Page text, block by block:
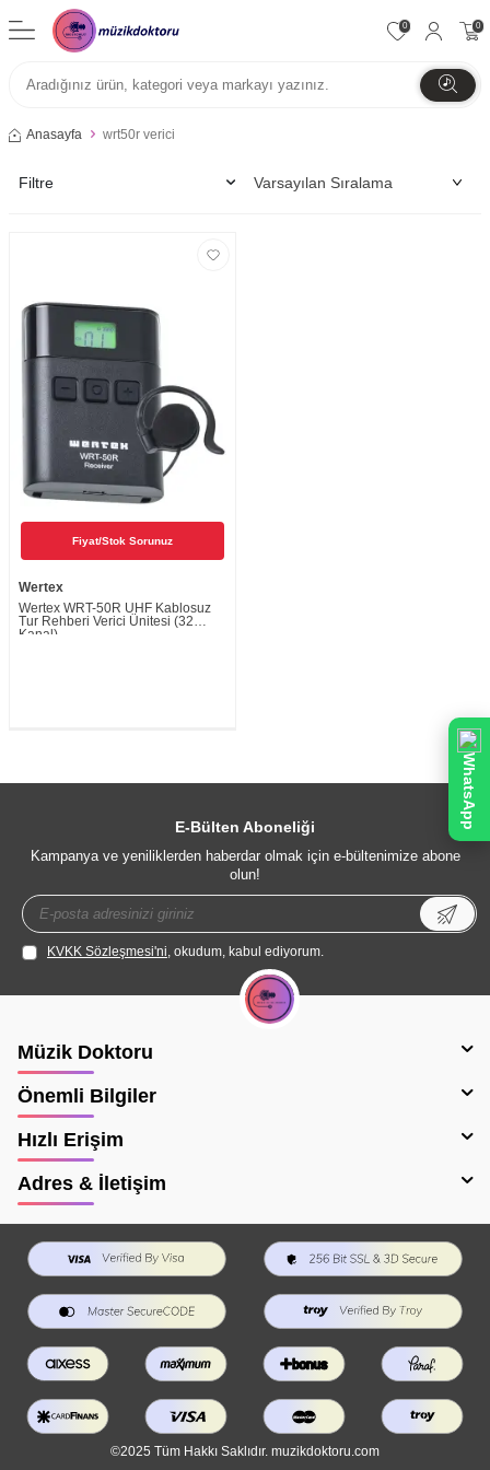
0 0
Anasayfa wrt50r verici
Filtre
Fiyat/Stok Sorunuz
Wertex
Wertex WRT-50R UHF Kablosuz
Tur Rehberi Verici Ünitesi (32
Kanal)
E-Bülten Aboneliği
Kampanya ve yeniliklerden haberdar olmak için e-bültenimize abone
olun!
KVKK Sözleşmesi'ni, okudum, kabul ediyorum.
Müzik Doktoru
Önemli Bilgiler
Hızlı Erişim
Adres & İletişim
©2025 Tüm Hakkı Saklıdır. muzikdoktoru.com
WhatsApp